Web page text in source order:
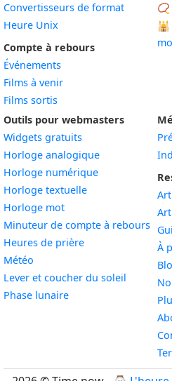
Convertisseurs de format
Heure Unix
Compte à rebours
Événements
Films à venir
Films sortis
📿
🕌
Outils pour webmasters
Widgets gratuits
Horloge analogiqueWidget
Horloge numériqueWidget
Horloge textuelleWidget
Horloge motWidget
Minuteur de compte à rebours
Heures de prièreWidget
Météo
Lever et coucher du soleil
Phase lunaireWidget
À